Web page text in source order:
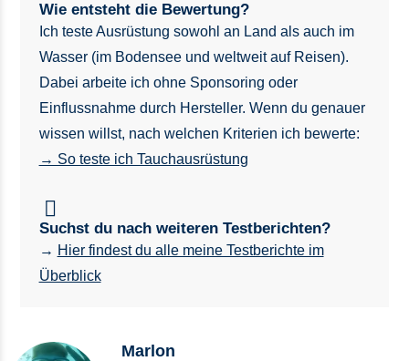
Wie entsteht die Bewertung?
Ich teste Ausrüstung sowohl an Land als auch im
Wasser (im Bodensee und weltweit auf Reisen).
Dabei arbeite ich ohne Sponsoring oder
Einflussnahme durch Hersteller. Wenn du genauer
wissen willst, nach welchen Kriterien ich bewerte:
→ So teste ich Tauchausrüstung
Suchst du nach weiteren Testberichten?
→ Hier findest du alle meine Testberichte im
Überblick
Marlon